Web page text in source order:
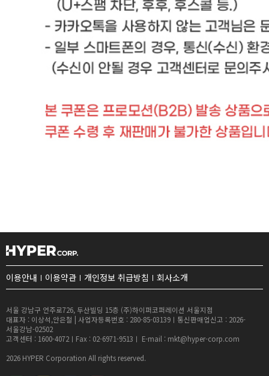
이용안내 이용약관 개인정보 취급방침 회사소개
서울 강남구 언주로726, 두산빌딩 15층 (주)하이퍼코퍼레이션 서울지점
대표자 : 이상석,안은철 | 사업자등록번호 : 280-85-03139ㅣ통신판매업신고 : 2026-
서울강남-02502
고객센터 : 1600-4072ㅣFax : 02-6971-9513ㅣ E-mail : mkt@hyper-corp.com